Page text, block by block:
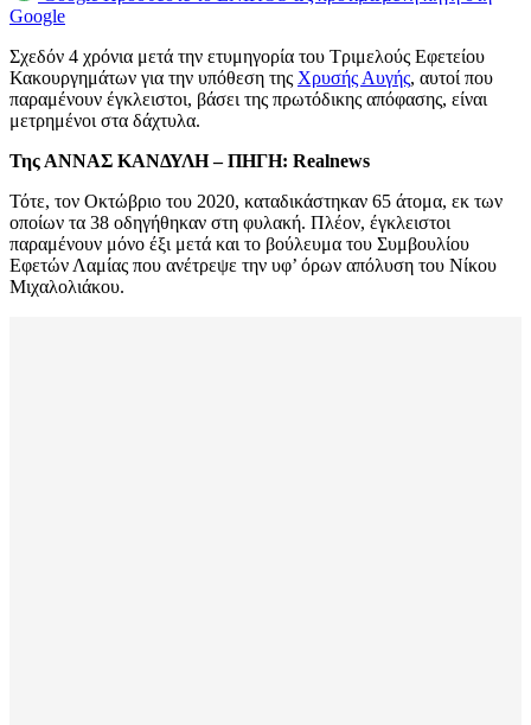
Google
Σχεδόν 4 χρόνια μετά την ετυμηγορία του Τριμελούς Εφετείου
Κακουργημάτων για την υπόθεση της Χρυσής Αυγής, αυτοί που
παραμένουν έγκλειστοι, βάσει της πρωτόδικης απόφασης, είναι
μετρημένοι στα δάχτυλα.
Της ΑΝΝΑΣ ΚΑΝΔΥΛΗ – ΠΗΓΗ: Realnews
Τότε, τον Οκτώβριο του 2020, καταδικάστηκαν 65 άτομα, εκ των
οποίων τα 38 οδηγήθηκαν στη φυλακή. Πλέον, έγκλειστοι
παραμένουν μόνο έξι μετά και το βούλευμα του Συμβουλίου
Εφετών Λαμίας που ανέτρεψε την υφ’ όρων απόλυση του Νίκου
Μιχαλολιάκου.